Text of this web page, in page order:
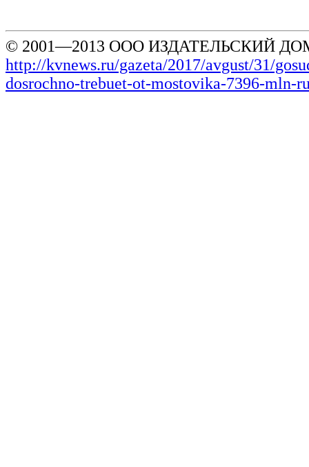
© 2001—2013 ООО ИЗДАТЕЛЬСКИЙ
http://kvnews.ru/gazeta/2017/avgust/31/
dosrochno-trebuet-ot-mostovika-7396-mln-